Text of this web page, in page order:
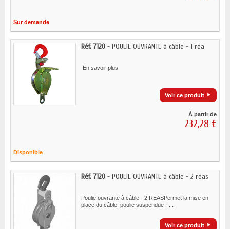
Sur demande
Réf. 7120 - POULIE OUVRANTE à câble - 1 réa
En savoir plus
Voir ce produit
À partir de
232,28 €
Disponible
Réf. 7120 - POULIE OUVRANTE à câble - 2 réas
Poulie ouvrante à câble - 2 REASPermet la mise en
place du câble, poulie suspendue !-...
Voir ce produit